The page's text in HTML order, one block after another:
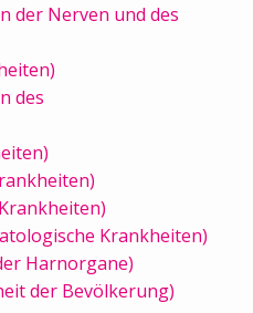
der Nerven und des
des
Krankheiten)
Harnorgane)
der Bevölkerung)